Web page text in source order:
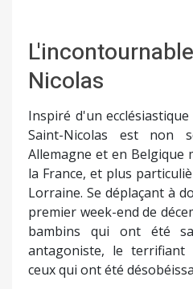
Nicolas
Inspiré d'un
Saint-Nicolas est non
Allemagne et en Belgique
la France, et plus
Lorraine. Se déplaçant à
premier week-end de
bambins qui ont été
antagoniste, le terrifiant
ceux qui ont été